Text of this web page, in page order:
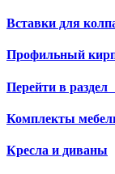
Вставки для
Профильный
Перейти в раздел
Комплекты
Кресла и диваны